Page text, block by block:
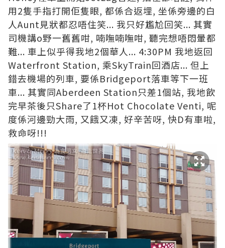
用2隻手指打開佢隻眼, 都係合返埋, 坐係旁邊的白
人Aunt見狀都忍唔住笑... 我只好尷尬回笑... 其實
司機講o野一舊舊咁, 喃嘸喃嘸咁, 聽完想唔悶暈都
難... 車上似乎得我地2個華人... 4:30PM 我地返回
Waterfront Station, 乘SkyTrain回酒店... 但上
錯去機場的列車, 要係Bridgeport落車等下一班
車... 其實同Aberdeen Station只差1個站, 我地飲
完早茶後只Share了1杯Hot Chocolate Venti, 呢
度係河邊勁大雨, 又餓又凍, 好辛苦呀, 快D有車啦,
救命呀!!!